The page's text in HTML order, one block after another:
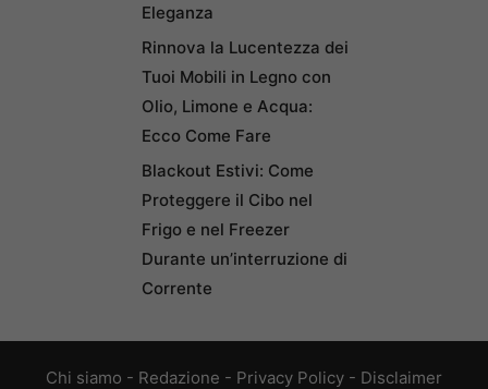
Eleganza
Rinnova la Lucentezza dei
Tuoi Mobili in Legno con
Olio, Limone e Acqua:
Ecco Come Fare
Blackout Estivi: Come
Proteggere il Cibo nel
Frigo e nel Freezer
Durante un’interruzione di
Corrente
Chi siamo - Redazione - Privacy Policy - Disclaimer